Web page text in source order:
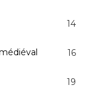
14
16
19